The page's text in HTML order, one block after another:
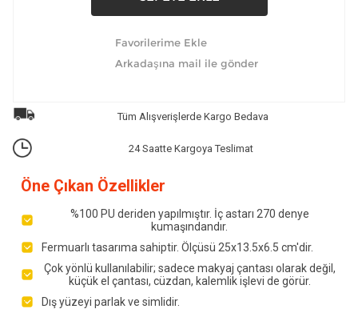
Tüm Alışverişlerde Kargo Bedava
24 Saatte Kargoya Teslimat
Öne Çıkan Özellikler
%100 PU deriden yapılmıştır. İç astarı 270 denye
kumaşındandır.
Fermuarlı tasarıma sahiptir. Ölçüsü 25x13.5x6.5 cm'dir.
Çok yönlü kullanılabilir; sadece makyaj çantası olarak değil,
küçük el çantası, cüzdan, kalemlik işlevi de görür.
Dış yüzeyi parlak ve simlidir.